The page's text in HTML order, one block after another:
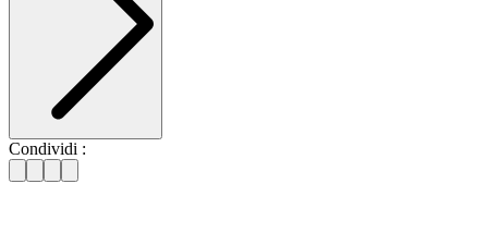
Condividi :